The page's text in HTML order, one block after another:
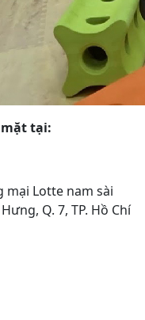
tại:
mại Lotte nam sài
Q. 7, TP. Hồ Chí